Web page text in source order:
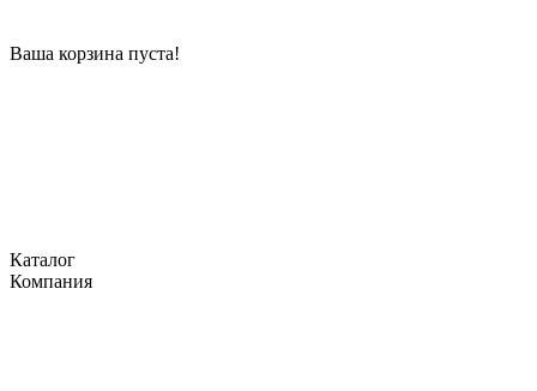
Ваша корзина пуста!
Каталог
Компания